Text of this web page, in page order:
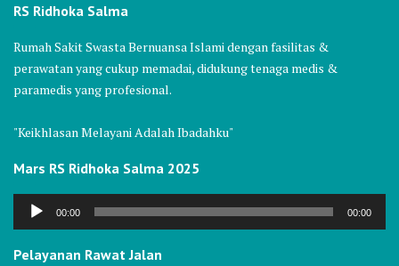
RS Ridhoka Salma
Rumah Sakit Swasta Bernuansa Islami dengan fasilitas &
perawatan yang cukup memadai, didukung tenaga medis &
paramedis yang profesional.
"Keikhlasan Melayani Adalah Ibadahku"
Mars RS Ridhoka Salma 2025
Audio
00:00 00:00
Pelayanan Rawat Jalan